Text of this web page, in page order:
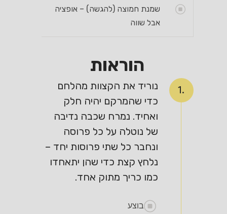
שמנת חמוצה (להגשה) – אופציה
אבל שווה
הוראות
1.
נוריד את הקצוות מהלחם
כדי שהמרקם יהיה חלק
ואחיד. נמרח שכבה נדיבה
של נוטלה על כל פרוסה
ונחבר כל שתי פרוסות יחד –
נלחץ קצת כדי שהן יתאחדו
כמו כריך מתוק אחד.
בוצע